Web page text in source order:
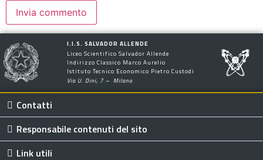
I.I.S. SALVADOR ALLENDE
Liceo Scientifico Salvador Allende
Indirizzo Classico Marco Aurelio
Istituto Tecnico Economico Pietro Custodi
Via U. Dini, 7 – Milano
Contatti
Responsabile contenuti del sito
Link utili